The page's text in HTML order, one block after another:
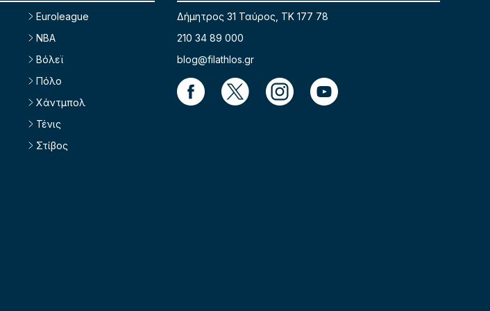
Euroleague
NBA
Βόλεϊ
Πόλο
Χάντμπολ
Τένις
Στίβος
Δήμητρος 31 Ταύρος, TK 177 78
210 34 89 000
blog@filathlos.gr